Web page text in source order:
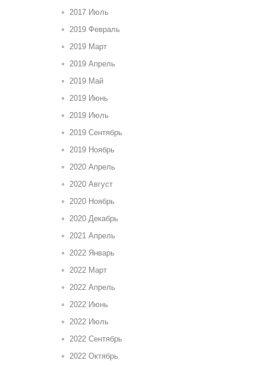
2017 Июль
2019 Февраль
2019 Март
2019 Апрель
2019 Май
2019 Июнь
2019 Июль
2019 Сентябрь
2019 Ноябрь
2020 Апрель
2020 Август
2020 Ноябрь
2020 Декабрь
2021 Апрель
2022 Январь
2022 Март
2022 Апрель
2022 Июнь
2022 Июль
2022 Сентябрь
2022 Октябрь